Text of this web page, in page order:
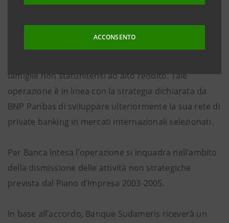
ACCONSENTO
famiglie non statunitensi ad alto reddito. Tale
operazione è in linea con la strategia dichiarata da
BNP Paribas di sviluppare ulteriormente la sua rete di
private banking in mercati internazionali selezionati.
Per Banca Intesa l’operazione si inquadra nell’ambito
della dismissione delle attività non strategiche
prevista dal Piano d’Impresa 2003-2005.
In base all’accordo, Banque Sudameris riceverà un